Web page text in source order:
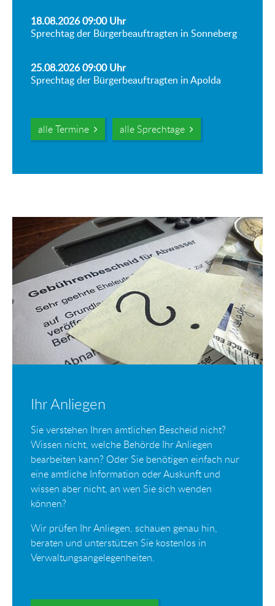
18.08.2026 09:00Uhr
Sprechtag der Bürgerbeauftragten in Sonneberg
25.08.2026 09:00Uhr
Sprechtag der Bürgerbeauftragten in Apolda
alle Termine alle Sprechtage
Ihr Anliegen
Sie verstehen Ihren amtlichen Bescheid nicht?
Wissen nicht, welche Behörde Ihr Anliegen
bearbeiten kann? Oder Sie benötigen einfach nur
eine amtliche Information oder Auskunft und
wissen aber nicht, an wen Sie sich wenden
können?
Wir prüfen Ihr Anliegen, schauen genau hin,
beraten und unterstützen Sie kostenlos in
Verwaltungsangelegenheiten.